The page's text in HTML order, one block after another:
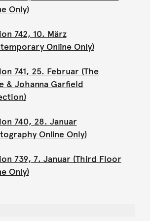
Only)
742, 10. März
Online Only)
741, 25. Februar (The
& Johanna Garfield
740, 28. Januar
Online Only)
739, 7. Januar (Third Floor
Only)